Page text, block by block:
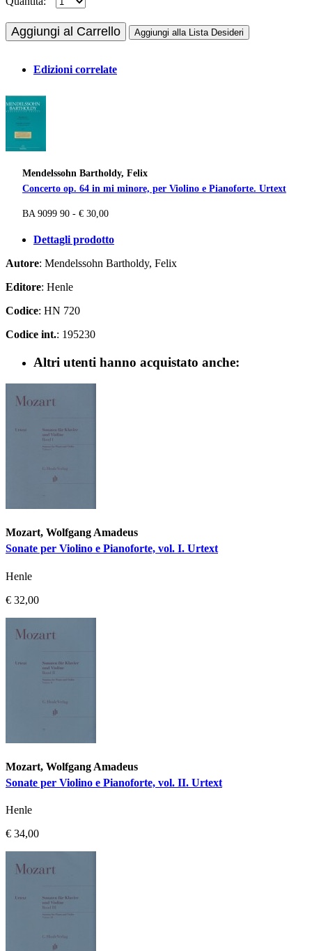
Aggiungi al Carrello Aggiungi alla Lista Desideri
Edizioni correlate
Mendelssohn Bartholdy, Felix
Concerto op. 64 in mi minore, per Violino e Pianoforte. Urtext
BA 9099 90 - € 30,00
Dettagli prodotto
Autore: Mendelssohn Bartholdy, Felix
Editore: Henle
Codice: HN 720
Codice int.: 195230
Altri utenti hanno acquistato anche:
Mozart, Wolfgang Amadeus
Sonate per Violino e Pianoforte, vol. I. Urtext
Henle
€ 32,00
Mozart, Wolfgang Amadeus
Sonate per Violino e Pianoforte, vol. II. Urtext
Henle
€ 34,00